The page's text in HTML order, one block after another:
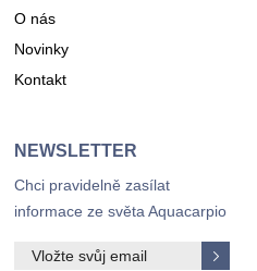
O nás
Novinky
Kontakt
NEWSLETTER
Chci pravidelně zasílat
informace ze světa Aquacarpio